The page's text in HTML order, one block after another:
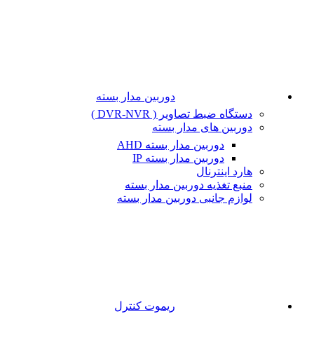
دوربین مدار بسته
دستگاه ضبط تصاویر ( DVR-NVR )
دوربین های مدار بسته
دوربین مدار بسته AHD
دوربین مدار بسته IP
هارد اینترنال
منبع تغذیه دوربین مدار بسته
لوازم جانبی دوربین مدار بسته
ریموت کنترل